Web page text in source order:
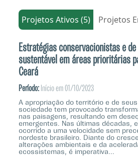
Projetos Ativos (5) Projetos
Estratégias conservacionistas e
sustentável em áreas prioritárias
Ceará
Período: Início em 01/10/2023
A apropriação do território e de
sociedade tem provocado
nas paisagens, resultando em
emergentes. Nas últimas décadas,
ocorrido a uma velocidade sem
nordeste brasileiro. Diante do
alterações ambientais e da
ecossistemas, é imperativa...